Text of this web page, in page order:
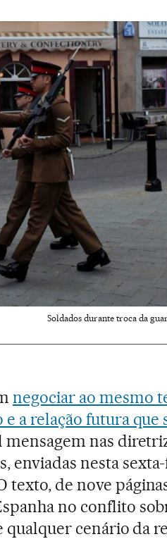
Soldados durante troca da
negociar ao mesmo
a relação futura que
mensagem nas
enviadas nesta
texto, de nove
no conflito
cenário da